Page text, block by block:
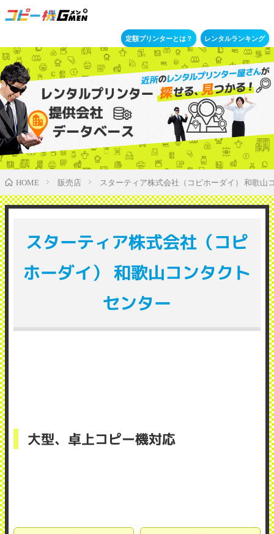
定額プリンターとは？ レンタルランキング
HOME 販売店 スターティア株式会社（コピホーダイ） 和歌山
スターティア株式会社（コピ
ホーダイ） 和歌山コンタクト
センター
大型、卓上コピー機対応